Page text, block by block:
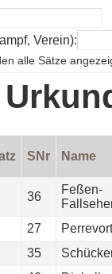
Verein):
alle Sätze
SNr Name
36
Feßen-
27
35